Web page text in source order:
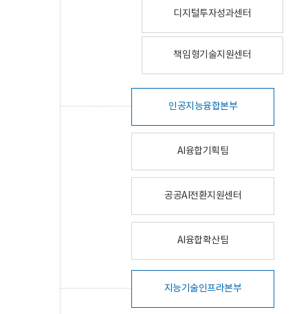
디지털투자성과센터
책임형기술지원센터
인공지능융합본부
AI융합기획팀
공공AI전환지원센터
AI융합확산팀
지능기술인프라본부